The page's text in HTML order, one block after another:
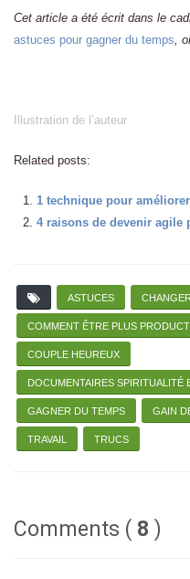
Cet article a été écrit dans le
astuces pour gagner du temps,
Illustration de l’auteur
Related posts:
1 technique pour
4 raisons de devenir agile
ASTUCES
COMMENT ÊTRE PLUS
COUPLE HEUREUX
DOCUMENTAIRES SPIRITUALITÉ
GAGNER DU TEMPS GAIN
TRAVAIL TRUCS
Comments ( 8 )